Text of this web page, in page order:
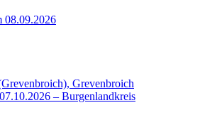
08.09.2026
Grevenbroich
– Burgenlandkreis